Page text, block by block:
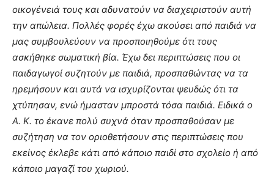
οικογένειά τους και αδυνατούν να διαχειριστούν αυτή
την απώλεια. Πολλές φορές έχω ακούσει από παιδιά να
μας συμβουλεύουν να προσποιηθούμε ότι τους
ασκήθηκε σωματική βία. Έχω δει περιπτώσεις που οι
παιδαγωγοί συζητούν με παιδιά, προσπαθώντας να τα
ηρεμήσουν και αυτά να ισχυρίζονται ψευδώς ότι τα
χτύπησαν, ενώ ήμασταν μπροστά τόσα παιδιά. Ειδικά ο
Α. Κ. το έκανε πολύ συχνά όταν προσπαθούσαν με
συζήτηση να τον οριοθετήσουν στις περιπτώσεις που
εκείνος έκλεβε κάτι από κάποιο παιδί στο σχολείο ή από
κάποιο μαγαζί του χωριού.